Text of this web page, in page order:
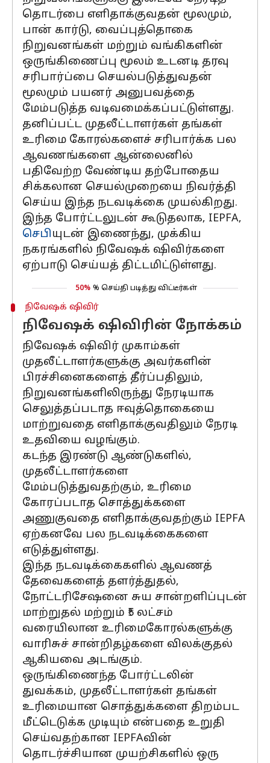
தொடர்பை எளிதாக்குவதன் மூலமும்,
பான் கார்டு, வைப்புத்தொகை
நிறுவனங்கள் மற்றும் வங்கிகளின்
ஒருங்கிணைப்பு மூலம் உடனடி தரவு
சரிபார்ப்பை செயல்படுத்துவதன்
மூலமும் பயனர் அனுபவத்தை
மேம்படுத்த வடிவமைக்கப்பட்டுள்ளது.
தனிப்பட்ட முதலீட்டாளர்கள் தங்கள்
உரிமை கோரல்களைச் சரிபார்க்க பல
ஆவணங்களை ஆன்லைனில்
பதிவேற்ற வேண்டிய தற்போதைய
சிக்கலான செயல்முறையை நிவர்த்தி
செய்ய இந்த நடவடிக்கை முயல்கிறது.
இந்த போர்ட்டலுடன் கூடுதலாக, IEPFA,
செபியுடன் இணைந்து, முக்கிய
நகரங்களில் நிவேஷக் ஷிவிர்களை
ஏற்பாடு செய்யத் திட்டமிட்டுள்ளது.
50% % செய்தி படித்து விட்டீர்கள்
நிவேஷக் ஷிவிர்
நிவேஷக் ஷிவிரின் நோக்கம்
நிவேஷக் ஷிவிர் முகாம்கள்
முதலீட்டாளர்களுக்கு அவர்களின்
பிரச்சினைகளைத் தீர்ப்பதிலும்,
நிறுவனங்களிலிருந்து நேரடியாக
செலுத்தப்படாத ஈவுத்தொகையை
மாற்றுவதை எளிதாக்குவதிலும் நேரடி
உதவியை வழங்கும்.
கடந்த இரண்டு ஆண்டுகளில்,
முதலீட்டாளர்களை
மேம்படுத்துவதற்கும், உரிமை
கோரப்படாத சொத்துக்களை
அணுகுவதை எளிதாக்குவதற்கும் IEPFA
ஏற்கனவே பல நடவடிக்கைகளை
எடுத்துள்ளது.
இந்த நடவடிக்கைகளில் ஆவணத்
தேவைகளைத் தளர்த்துதல்,
நோட்டரிசேஷனை சுய சான்றளிப்புடன்
மாற்றுதல் மற்றும் ₹5 லட்சம்
வரையிலான உரிமைகோரல்களுக்கு
வாரிசுச் சான்றிதழ்களை விலக்குதல்
ஆகியவை அடங்கும்.
ஒருங்கிணைந்த போர்ட்டலின்
துவக்கம், முதலீட்டாளர்கள் தங்கள்
உரிமையான சொத்துக்களை திறம்பட
மீட்டெடுக்க முடியும் என்பதை உறுதி
செய்வதற்கான IEPFAவின்
தொடர்ச்சியான முயற்சிகளில் ஒரு